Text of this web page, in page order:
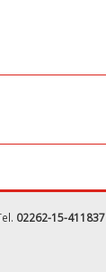
02262-15-411837